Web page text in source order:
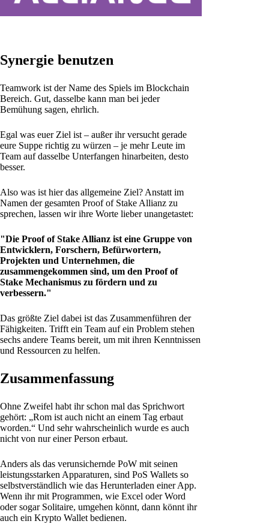
Synergie benutzen
Teamwork ist der Name des Spiels im Blockchain
Bereich. Gut, dasselbe kann man bei jeder
Bemühung sagen, ehrlich.
Egal was euer Ziel ist – außer ihr versucht gerade
eure Suppe richtig zu würzen – je mehr Leute im
Team auf dasselbe Unterfangen hinarbeiten, desto
besser.
Also was ist hier das allgemeine Ziel? Anstatt im
Namen der gesamten Proof of Stake Allianz zu
sprechen, lassen wir ihre Worte lieber unangetastet:
"Die Proof of Stake Allianz ist eine Gruppe von
Entwicklern, Forschern, Befürwortern,
Projekten und Unternehmen, die
zusammengekommen sind, um den Proof of
Stake Mechanismus zu fördern und zu
verbessern."
Das größte Ziel dabei ist das Zusammenführen der
Fähigkeiten. Trifft ein Team auf ein Problem stehen
sechs andere Teams bereit, um mit ihren Kenntnissen
und Ressourcen zu helfen.
Zusammenfassung
Ohne Zweifel habt ihr schon mal das Sprichwort
gehört: „Rom ist auch nicht an einem Tag erbaut
worden.“ Und sehr wahrscheinlich wurde es auch
nicht von nur einer Person erbaut.
Anders als das verunsichernde PoW mit seinen
leistungsstarken Apparaturen, sind PoS Wallets so
selbstverständlich wie das Herunterladen einer App.
Wenn ihr mit Programmen, wie Excel oder Word
oder sogar Solitaire, umgehen könnt, dann könnt ihr
auch ein Krypto Wallet bedienen.